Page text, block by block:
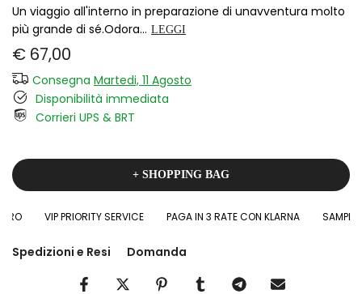
Un viaggio all'interno in preparazione di unavventura molto
più grande di sé.Odora... LEGGI
€ 67,00
Consegna Martedi, 11 Agosto
Disponibilità immediata
Corrieri UPS & BRT
+ SHOPPING BAG
VIP PRIORITY SERVICE PAGA IN 3 RATE CON KLARNA SAMPLES
Spedizioni e Resi Domanda